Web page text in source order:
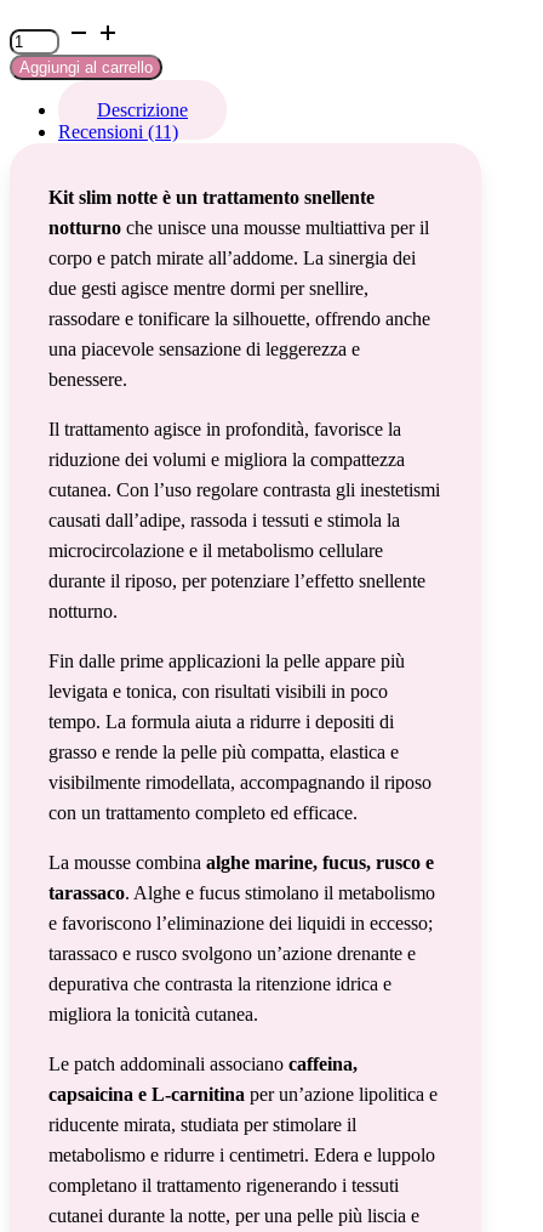
Kit
slim
notte
Aggiungi al carrello
Descrizione
Recensioni (11)
Kit slim notte è un trattamento snellente
notturno che unisce una mousse multiattiva per il
corpo e patch mirate all’addome. La sinergia dei
due gesti agisce mentre dormi per snellire,
rassodare e tonificare la silhouette, offrendo anche
una piacevole sensazione di leggerezza e
benessere.
Il trattamento agisce in profondità, favorisce la
riduzione dei volumi e migliora la compattezza
cutanea. Con l’uso regolare contrasta gli inestetismi
causati dall’adipe, rassoda i tessuti e stimola la
microcircolazione e il metabolismo cellulare
durante il riposo, per potenziare l’effetto snellente
notturno.
Fin dalle prime applicazioni la pelle appare più
levigata e tonica, con risultati visibili in poco
tempo. La formula aiuta a ridurre i depositi di
grasso e rende la pelle più compatta, elastica e
visibilmente rimodellata, accompagnando il riposo
con un trattamento completo ed efficace.
La mousse combina alghe marine, fucus, rusco e
tarassaco. Alghe e fucus stimolano il metabolismo
e favoriscono l’eliminazione dei liquidi in eccesso;
tarassaco e rusco svolgono un’azione drenante e
depurativa che contrasta la ritenzione idrica e
migliora la tonicità cutanea.
Le patch addominali associano caffeina,
capsaicina e L-carnitina per un’azione lipolitica e
riducente mirata, studiata per stimolare il
metabolismo e ridurre i centimetri. Edera e luppolo
completano il trattamento rigenerando i tessuti
cutanei durante la notte, per una pelle più liscia e